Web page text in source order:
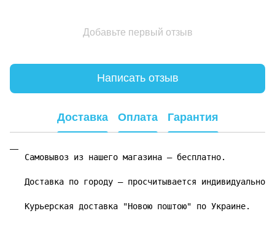
Добавьте первый отзыв
Написать отзыв
Доставка Оплата Гарантия
Самовывоз из нашего магазина – бесплатно.
Доставка по городу – просчитывается индивидуально.
Курьерская доставка "Новою поштою" по Украине.